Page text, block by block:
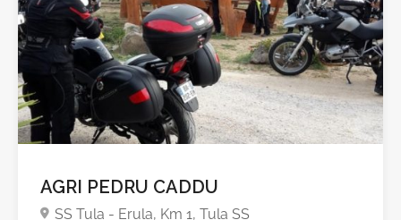
AGRI PEDRU CADDU
SS Tula - Erula, Km 1, Tula SS